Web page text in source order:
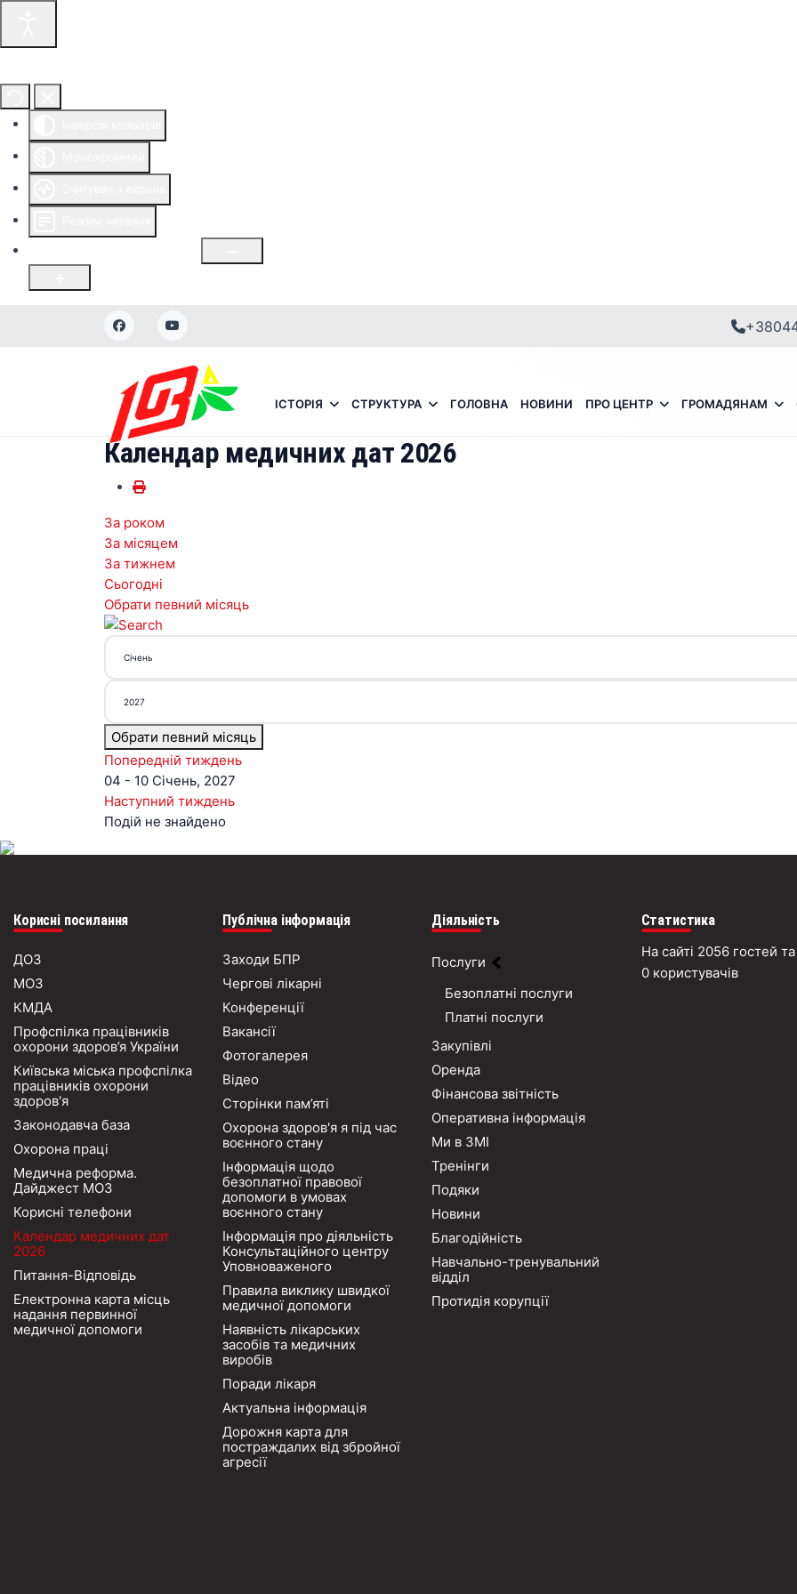
ІСТОРІЯ СТРУКТУРА ГОЛОВНА НОВИНИ ПРО ЦЕНТР ГРОМАДЯНАМ
Календар медичних дат 2026
За роком
За місяцем
За тижнем
Сьогодні
Обрати певний місяць
Обрати певний місяць
Попередній тиждень
04 - 10 Січень, 2027
Наступний тиждень
Подій не знайдено
Корисні посилання
ДОЗ
МОЗ
КМДА
Профспілка працівників
охорони здоров’я України
Київська міська профспілка
працівників охорони
здоров'я
Законодавча база
Охорона праці
Медична реформа.
Дайджест МОЗ
Корисні телефони
Календар медичних дат
2026
Питання-Відповідь
Електронна карта місць
надання первинної
медичної допомоги
Публічна інформація
Заходи БПР
Чергові лікарні
Конференції
Вакансії
Фотогалерея
Відео
Сторінки пам’яті
Охорона здоров'я я під час
воєнного стану
Інформація щодо
безоплатної правової
допомоги в умовах
воєнного стану
Інформація про діяльність
Консультаційного центру
Уповноваженого
Правила виклику швидкої
медичної допомоги
Наявність лікарських
засобів та медичних
виробів
Поради лікаря
Актуальна інформація
Дорожня карта для
постраждалих від збройної
агресії
Діяльність
Послуги
Безоплатні послуги
Платні послуги
Закупівлі
Оренда
Фінансова звітність
Оперативна інформація
Ми в ЗМІ
Тренінги
Подяки
Новини
Благодійність
Навчально-тренувальний
відділ
Протидія корупції
Статистика
На сайті 2056 гостей та
0 користувачів